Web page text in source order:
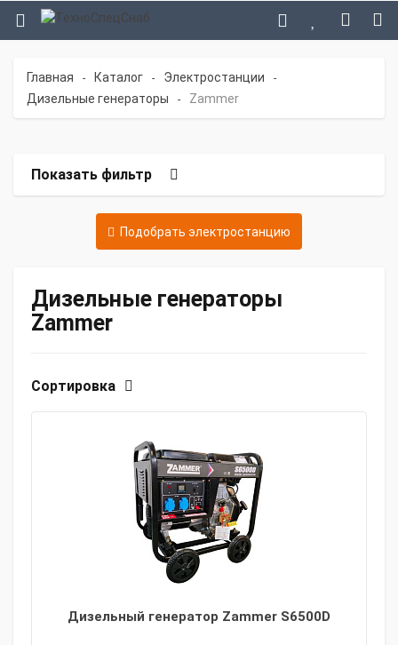
Главная - Каталог - Электростанции -
Дизельные генераторы - Zammer
Показать фильтр
Подобрать электростанцию
Дизельные генераторы
Zammer
Сортировка
Дизельный генератор Zammer S6500D